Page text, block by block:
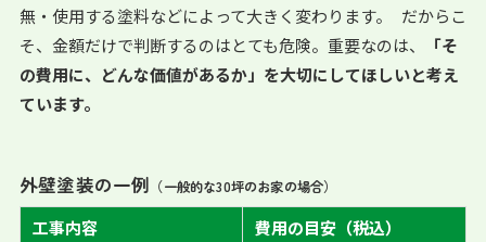
無・使用する塗料などによって大きく変わります。 だからこ
そ、金額だけで判断するのはとても危険。重要なのは、
「そ
の費用に、どんな価値があるか」を大切にしてほしいと考え
ています。
外壁塗装の一例 （一般的な30坪のお家の場合）
工事内容 費用の目安（税込）